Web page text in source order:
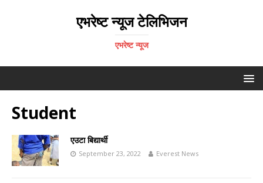
एभरेष्ट न्यूज टेलिभिजन
एभरेष्ट न्यूज
Student
एउटा बिद्यार्थी
September 23, 2022 Everest News